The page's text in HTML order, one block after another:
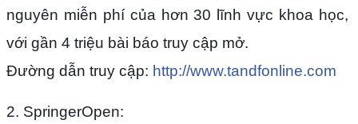
nguyên miễn phí của hơn 30 lĩnh vực khoa học,
với gần 4 triệu bài báo truy cập mở.
Đường dẫn truy cập: http://www.tandfonline.com
2. SpringerOpen: